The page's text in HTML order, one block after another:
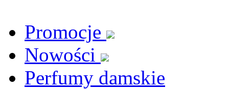
Promocje
Nowości
Perfumy damskie